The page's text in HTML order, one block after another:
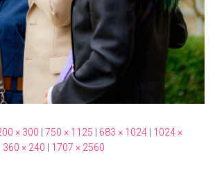
× 300 750 × 1125 683 × 1024
1024 ×
360 × 240 1707 × 2560